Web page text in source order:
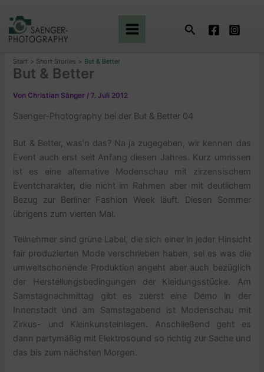
Inhalt
springen
Suchen
Start Short Stories But & Better
But & Better
Von Christian Sänger / 7. Juli 2012
Saenger-Photography bei der But & Better 04
But & Better, was’n das? Na ja zugegeben, wir kennen das
Event auch erst seit Anfang diesen Jahres. Kurz umrissen
ist es eine alternative Modenschau mit zirzensischem
Eventcharakter, die nicht im Rahmen aber mit deutlichem
Bezug zur Berliner Fashion Week läuft. Diesen Sommer
übrigens zum vierten Mal.
Teilnehmer sind grüne Label, die sich einer in jeder Hinsicht
fair produzierten Mode verschrieben haben, sei es was die
umweltschonende Produktion angeht aber auch bezüglich
der Herstellungsbedingungen der Kleidungsstücke. Am
Samstagnachmittag gibt es zuerst eine Demo in der
Innenstadt und am Samstagabend ist Modenschau mit
Zirkus- und Kleinkunsteinlagen. Anschließend geht es
dann partymäßig mit Elektrosound so richtig zur Sache und
das bis zum nächsten Morgen.